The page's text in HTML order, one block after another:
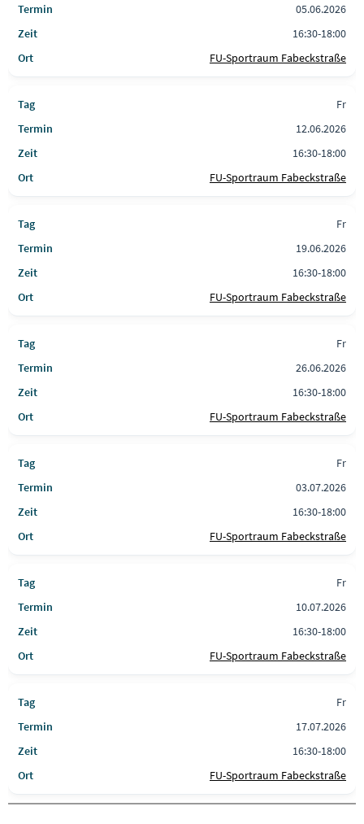
05.06.2026
16:30-18:00
FU-Sportraum Fabeckstraße
Fr
12.06.2026
16:30-18:00
FU-Sportraum Fabeckstraße
Fr
19.06.2026
16:30-18:00
FU-Sportraum Fabeckstraße
Fr
26.06.2026
16:30-18:00
FU-Sportraum Fabeckstraße
Fr
03.07.2026
16:30-18:00
FU-Sportraum Fabeckstraße
Fr
10.07.2026
16:30-18:00
FU-Sportraum Fabeckstraße
Fr
17.07.2026
16:30-18:00
FU-Sportraum Fabeckstraße